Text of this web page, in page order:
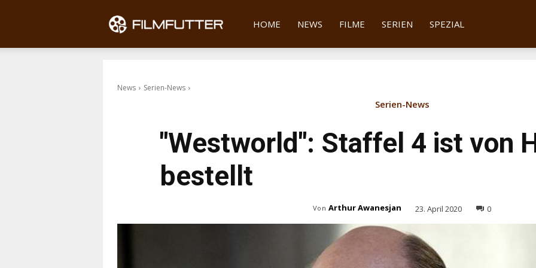
Filmfutter
HOME NEWS FILME SERIEN SPEZIAL
News Serien-News
Serien-News
"Westworld": Staffel 4 ist von
bestellt
Von Arthur Awanesjan 23. April 2020 0